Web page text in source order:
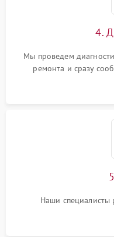
4.
Мы проведем
ремонта и сразу
Наши специалисты